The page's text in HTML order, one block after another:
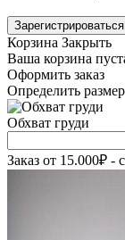
Зарегистрироваться
Корзина Закрыть
Ваша корзина
Оформить заказ
Определить размер
Обхват груди
Заказ от 15.000₽ -